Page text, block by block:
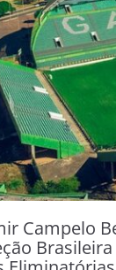
Campelo